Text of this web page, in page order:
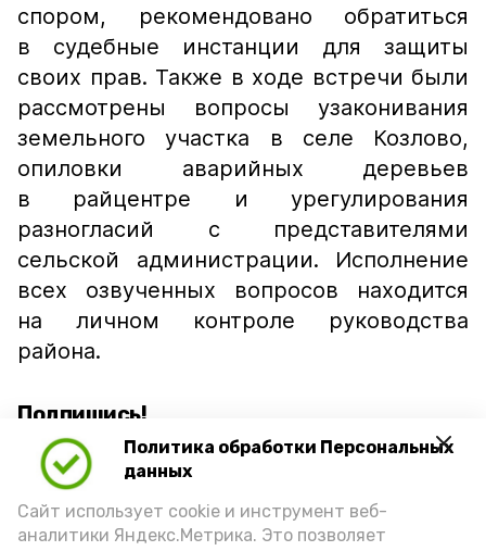
Политика обработки Персональных
данных
Сайт использует cookie и инструмент веб-
аналитики Яндекс.Метрика. Это позволяет
спором, рекомендовано обратиться
в судебные инстанции для защиты
своих прав. Также в ходе встречи были
рассмотрены вопросы узаконивания
земельного участка в селе Козлово,
опиловки аварийных деревьев
в райцентре и урегулирования
разногласий с представителями
сельской администрации. Исполнение
всех озвученных вопросов находится
на личном контроле руководства
района.
Подпишись!